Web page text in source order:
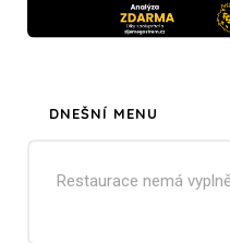
DNEŠNÍ MENU
Restaurace nemá